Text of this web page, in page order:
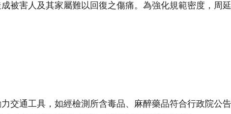
被害人及其家屬難以回復之傷痛。為強化規範密度，周
交通工具，如經檢測所含毒品、麻醉藥品符合行政院公